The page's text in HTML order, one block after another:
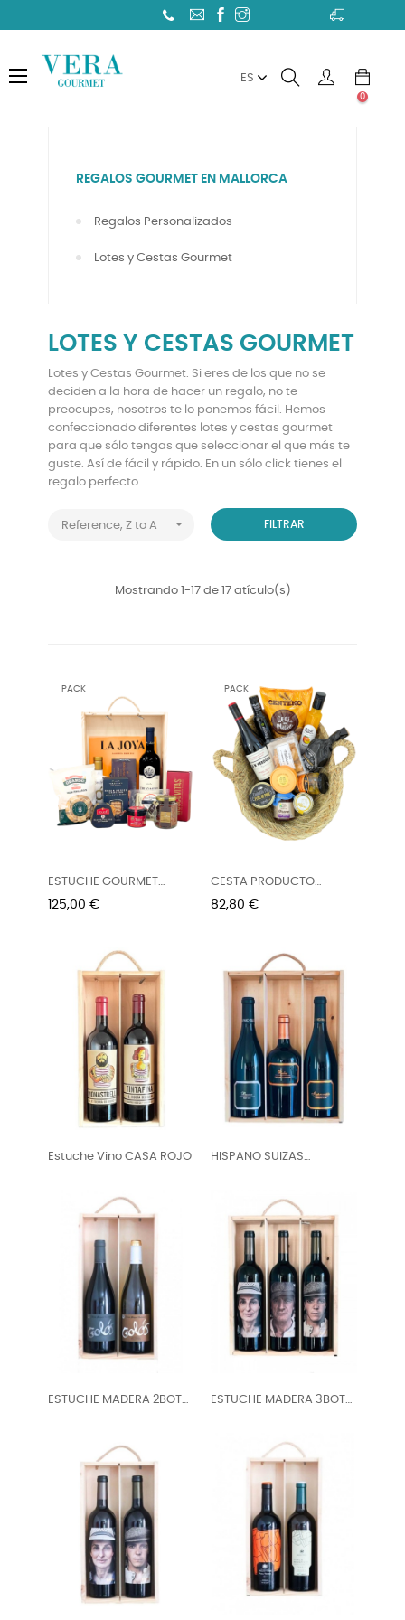
Toggle
☰ ES
0
REGALOS GOURMET EN MALLORCA
Regalos Personalizados
Lotes y Cestas Gourmet
LOTES Y CESTAS GOURMET
Lotes y Cestas Gourmet. Si eres de los que no se
deciden a la hora de hacer un regalo, no te
preocupes, nosotros te lo ponemos fácil. Hemos
confeccionado diferentes lotes y cestas gourmet
para que sólo tengas que seleccionar el que más te
guste. Así de fácil y rápido. En un sólo click tienes el
regalo perfecto.
Reference, Z to A  FILTRAR
Mostrando 1-17 de 17 atículo(s)
PACK
ESTUCHE GOURMET
NAVIDAD
Precio
125,00 €
PACK
CESTA PRODUCTO
BALEAR
Precio
82,80 €
Estuche Vino CASA ROJO
HISPANO SUIZAS
ESTUCHE MADERA 2BOT
ESTUCHE MADERA 3BOT